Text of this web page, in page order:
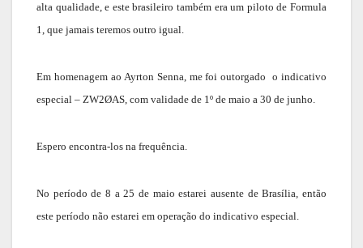
alta qualidade, e este brasileiro também era um piloto de Formula
1, que jamais teremos outro igual.
Em homenagem ao Ayrton Senna, me foi outorgado o indicativo
especial – ZW2ØAS, com validade de 1º de maio a 30 de junho.
Espero encontra-los na frequência.
No período de 8 a 25 de maio estarei ausente de Brasília, então
este período não estarei em operação do indicativo especial.